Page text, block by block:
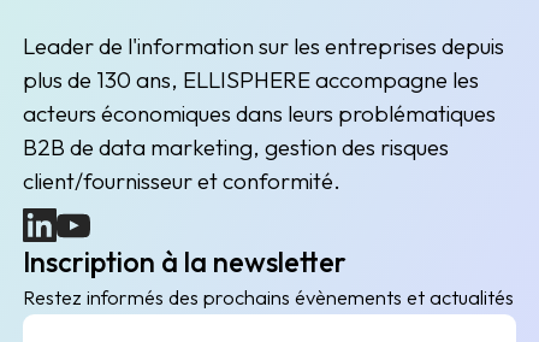
Leader de l'information sur les entreprises depuis
plus de 130 ans, ELLISPHERE accompagne les
acteurs économiques dans leurs problématiques
B2B de data marketing, gestion des risques
client/fournisseur et conformité.
(nouvelle fenêtre)
(nouvelle fenêtre)
Inscription à la newsletter
Restez informés des prochains évènements et actualités